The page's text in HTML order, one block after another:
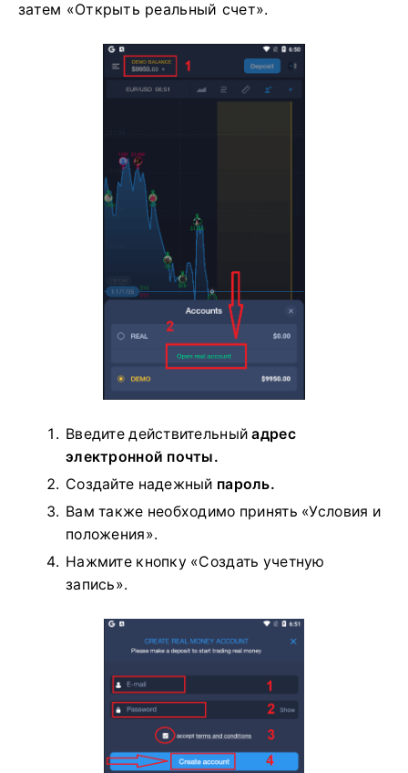
затем «Открыть реальный счет».
Введите действительныйадрес
электронной почты.
Создайте надежный пароль.
Вам также необходимо принять «Условия и
положения».
Нажмите кнопку «Создать учетную
запись».